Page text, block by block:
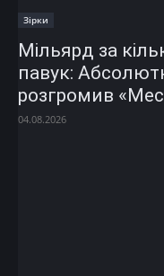
Зірки
Мільярд за
павук:
розгромив
04.08.2026